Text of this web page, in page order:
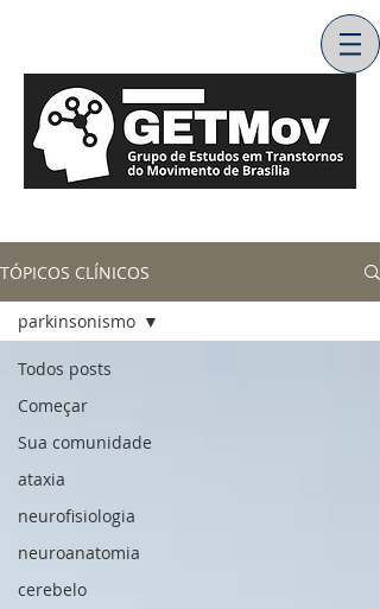
TÓPICOS CLÍNICOS
Todos posts
Começar
Sua comunidade
ataxia
neurofisiologia
neuroanatomia
cerebelo
parkinsonismo